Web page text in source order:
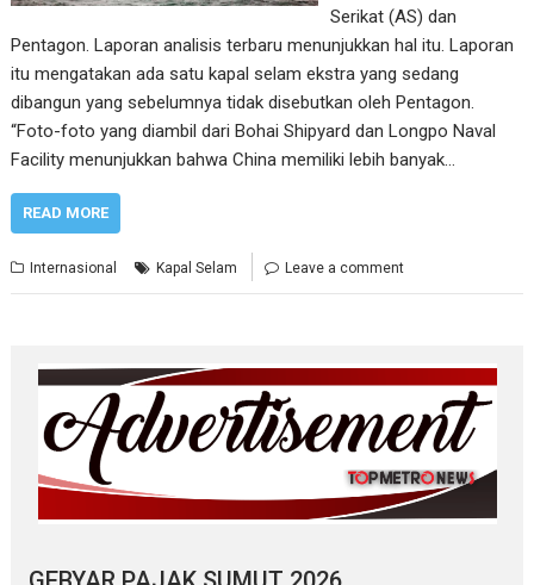
Serikat (AS) dan
Pentagon. Laporan analisis terbaru menunjukkan hal itu. Laporan
itu mengatakan ada satu kapal selam ekstra yang sedang
dibangun yang sebelumnya tidak disebutkan oleh Pentagon.
“Foto-foto yang diambil dari Bohai Shipyard dan Longpo Naval
Facility menunjukkan bahwa China memiliki lebih banyak…
READ MORE
Internasional Kapal Selam Leave a comment